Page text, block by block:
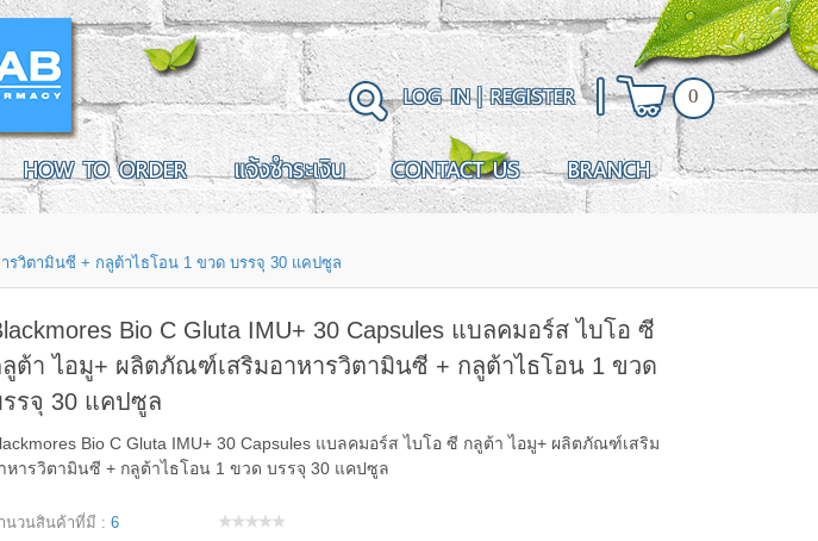
0
LOG IN|REGISTER
HOW TO ORDER แจ้งชำระเงิน CONTACT US BRANCH
รวิตามินซี + กลูต้าไธโอน 1 ขวด บรรจุ 30 แคปซูล
Bio C Gluta IMU+ 30 Capsules แบลคมอร์ส ไบโอ ซี
ต้า ไอมู+ ผลิตภัณฑ์เสริมอาหารวิตามินซี + กลูต้าไธโอน 1 ขวด
รจุ 30 แคปซูล
Bio C Gluta IMU+ 30 Capsules แบลคมอร์ส ไบโอ ซี กลูต้า ไอมู+ ผลิตภัณฑ์เสริม
หารวิตามินซี + กลูต้าไธโอน 1 ขวด บรรจุ 30 แคปซูล
นวนสินค้าที่มี : 6